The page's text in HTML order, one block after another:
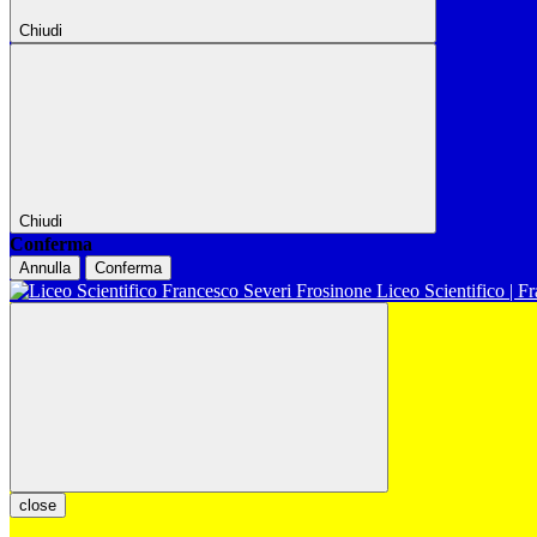
Chiudi
Chiudi
Conferma
Annulla Conferma
Liceo Scientifico |
close